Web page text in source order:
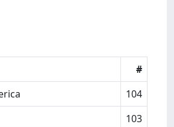
#
104
103